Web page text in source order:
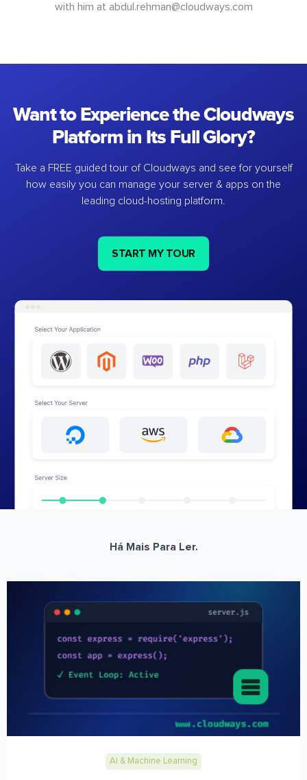
with him at abdul.rehman@cloudways.com
Want to Experience the Cloudways
Platform in Its Full Glory?
Take a FREE guided tour of Cloudways and see for yourself
how easily you can manage your server & apps on the
leading cloud-hosting platform.
START MY TOUR
Há Mais Para Ler.
AI & Machine Learning